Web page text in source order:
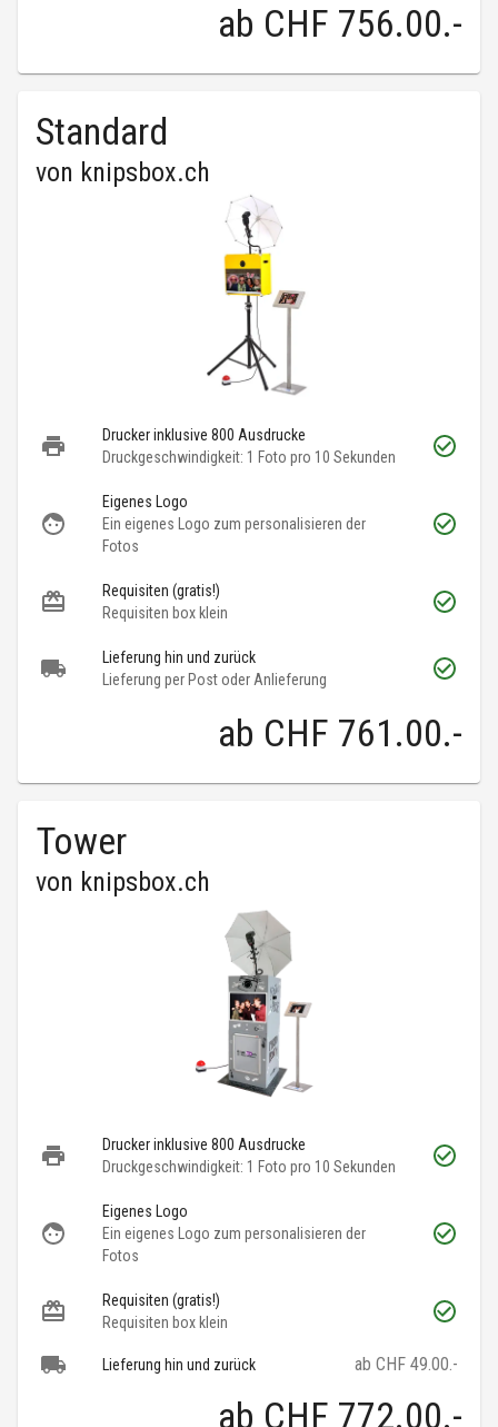
ab CHF 756.00.-
Standard
von knipsbox.ch
Drucker inklusive 800 Ausdrucke
Druckgeschwindigkeit: 1 Foto pro 10 Sekunden
Eigenes Logo
Ein eigenes Logo zum personalisieren der
Fotos
Requisiten (gratis!)
Requisiten box klein
Lieferung hin und zurück
Lieferung per Post oder Anlieferung
ab CHF 761.00.-
Tower
von knipsbox.ch
Drucker inklusive 800 Ausdrucke
Druckgeschwindigkeit: 1 Foto pro 10 Sekunden
Eigenes Logo
Ein eigenes Logo zum personalisieren der
Fotos
Requisiten (gratis!)
Requisiten box klein
Lieferung hin und zurück ab CHF 49.00.-
ab CHF 772.00.-